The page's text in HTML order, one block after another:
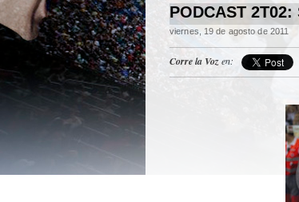
PODCAST 2T02:
viernes, 19 de agosto de 2011
Corre la Vozen: